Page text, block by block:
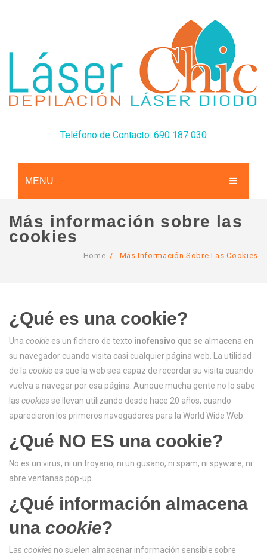
Teléfono de Contacto: 690 187 030
MENU
CONÓCENOS
SERVICIOS
Limpieza profunda de espalda
Depilación láser Mujer
Packs
Packs Hombre
CONTACTO
Más información sobre las
cookies
Home / Más Información Sobre Las Cookies
¿Qué es una cookie?
Una cookie es un fichero de texto inofensivo que se almacena en
su navegador cuando visita casi cualquier página web. La utilidad
de la cookie es que la web sea capaz de recordar su visita cuando
vuelva a navegar por esa página. Aunque mucha gente no lo sabe
las cookiesse llevan utilizando desde hace 20 años, cuando
aparecieron los primeros navegadores para la World Wide Web.
¿Qué NO ES una cookie?
No es un virus, ni un troyano, ni un gusano, ni spam, ni spyware, ni
abre ventanas pop-up.
¿Qué información almacena
una cookie?
Las cookies no suelen almacenar información sensible sobre